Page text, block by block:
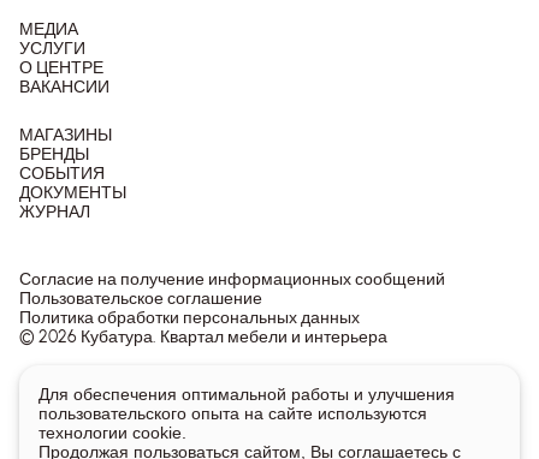
МЕДИА
УСЛУГИ
О ЦЕНТРЕ
ВАКАНСИИ
МАГАЗИНЫ
БРЕНДЫ
СОБЫТИЯ
ДОКУМЕНТЫ
ЖУРНАЛ
© 2026 Кубатура. Квартал мебели и интерьера
Согласие на получение информационных сообщений
Пользовательское соглашение
Политика обработки персональных данных
Информация о товарах и ценах на сайте не является
публичной офертой, носит исключительно информационный
характер.
Для получения подробной информации о наличии и стоимости
Для обеспечения оптимальной работы и улучшения
пользовательского опыта на сайте используются
технологии cookie.
Продолжая пользоваться сайтом, Вы соглашаетесь с